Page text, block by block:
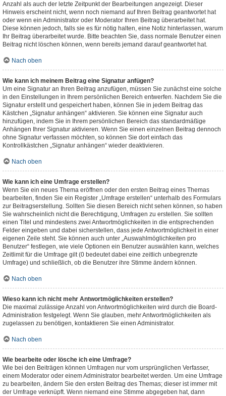
Anzahl als auch der letzte Zeitpunkt der Bearbeitungen angezeigt. Dieser
Hinweis erscheint nicht, wenn noch niemand auf Ihren Beitrag geantwortet hat
oder wenn ein Administrator oder Moderator Ihren Beitrag überarbeitet hat.
Diese können jedoch, falls sie es für nötig halten, eine Notiz hinterlassen, warum
Ihr Beitrag überarbeitet wurde. Bitte beachten Sie, dass normale Benutzer einen
Beitrag nicht löschen können, wenn bereits jemand darauf geantwortet hat.
Nach oben
Wie kann ich meinem Beitrag eine Signatur anfügen?
Um eine Signatur an Ihren Beitrag anzufügen, müssen Sie zunächst eine solche
in den Einstellungen in Ihrem persönlichen Bereich entwerfen. Nachdem Sie die
Signatur erstellt und gespeichert haben, können Sie in jedem Beitrag das
Kästchen „Signatur anhängen“ aktivieren. Sie können eine Signatur auch
hinzufügen, indem Sie in Ihrem persönlichen Bereich das standardmäßige
Anhängen Ihrer Signatur aktivieren. Wenn Sie einen einzelnen Beitrag dennoch
ohne Signatur verfassen möchten, so können Sie dort einfach das
Kontrollkästchen „Signatur anhängen“ wieder deaktivieren.
Nach oben
Wie kann ich eine Umfrage erstellen?
Wenn Sie ein neues Thema eröffnen oder den ersten Beitrag eines Themas
bearbeiten, finden Sie ein Register „Umfrage erstellen“ unterhalb des Formulars
zur Beitragserstellung. Sollten Sie diesen Bereich nicht sehen können, so haben
Sie wahrscheinlich nicht die Berechtigung, Umfragen zu erstellen. Sie sollten
einen Titel und mindestens zwei Antwortmöglichkeiten in die entsprechenden
Felder eingeben und dabei sicherstellen, dass jede Antwortmöglichkeit in einer
eigenen Zeile steht. Sie können auch unter „Auswahlmöglichkeiten pro
Benutzer“ festlegen, wie viele Optionen ein Benutzer auswählen kann, welches
Zeitlimit für die Umfrage gilt (0 bedeutet dabei eine zeitlich unbegrenzte
Umfrage) und schließlich, ob die Benutzer ihre Stimme ändern können.
Nach oben
Wieso kann ich nicht mehr Antwortmöglichkeiten erstellen?
Die maximal zulässige Anzahl von Antwortmöglichkeiten wird durch die Board-
Administration festgelegt. Wenn Sie glauben, mehr Antwortmöglichkeiten als
zugelassen zu benötigen, kontaktieren Sie einen Administrator.
Nach oben
Wie bearbeite oder lösche ich eine Umfrage?
Wie bei den Beiträgen können Umfragen nur vom ursprünglichen Verfasser,
einem Moderator oder einem Administrator bearbeitet werden. Um eine Umfrage
zu bearbeiten, ändern Sie den ersten Beitrag des Themas; dieser ist immer mit
der Umfrage verknüpft. Wenn niemand eine Stimme abgegeben hat, dann